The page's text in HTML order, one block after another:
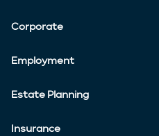
Corporate
Employment
Estate Planning
Insurance